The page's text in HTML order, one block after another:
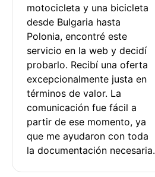
motocicleta y una bicicleta
desde Bulgaria hasta
Polonia, encontré este
servicio en la web y decidí
probarlo. Recibí una oferta
excepcionalmente justa en
términos de valor. La
comunicación fue fácil a
partir de ese momento, ya
que me ayudaron con toda
la documentación necesaria.